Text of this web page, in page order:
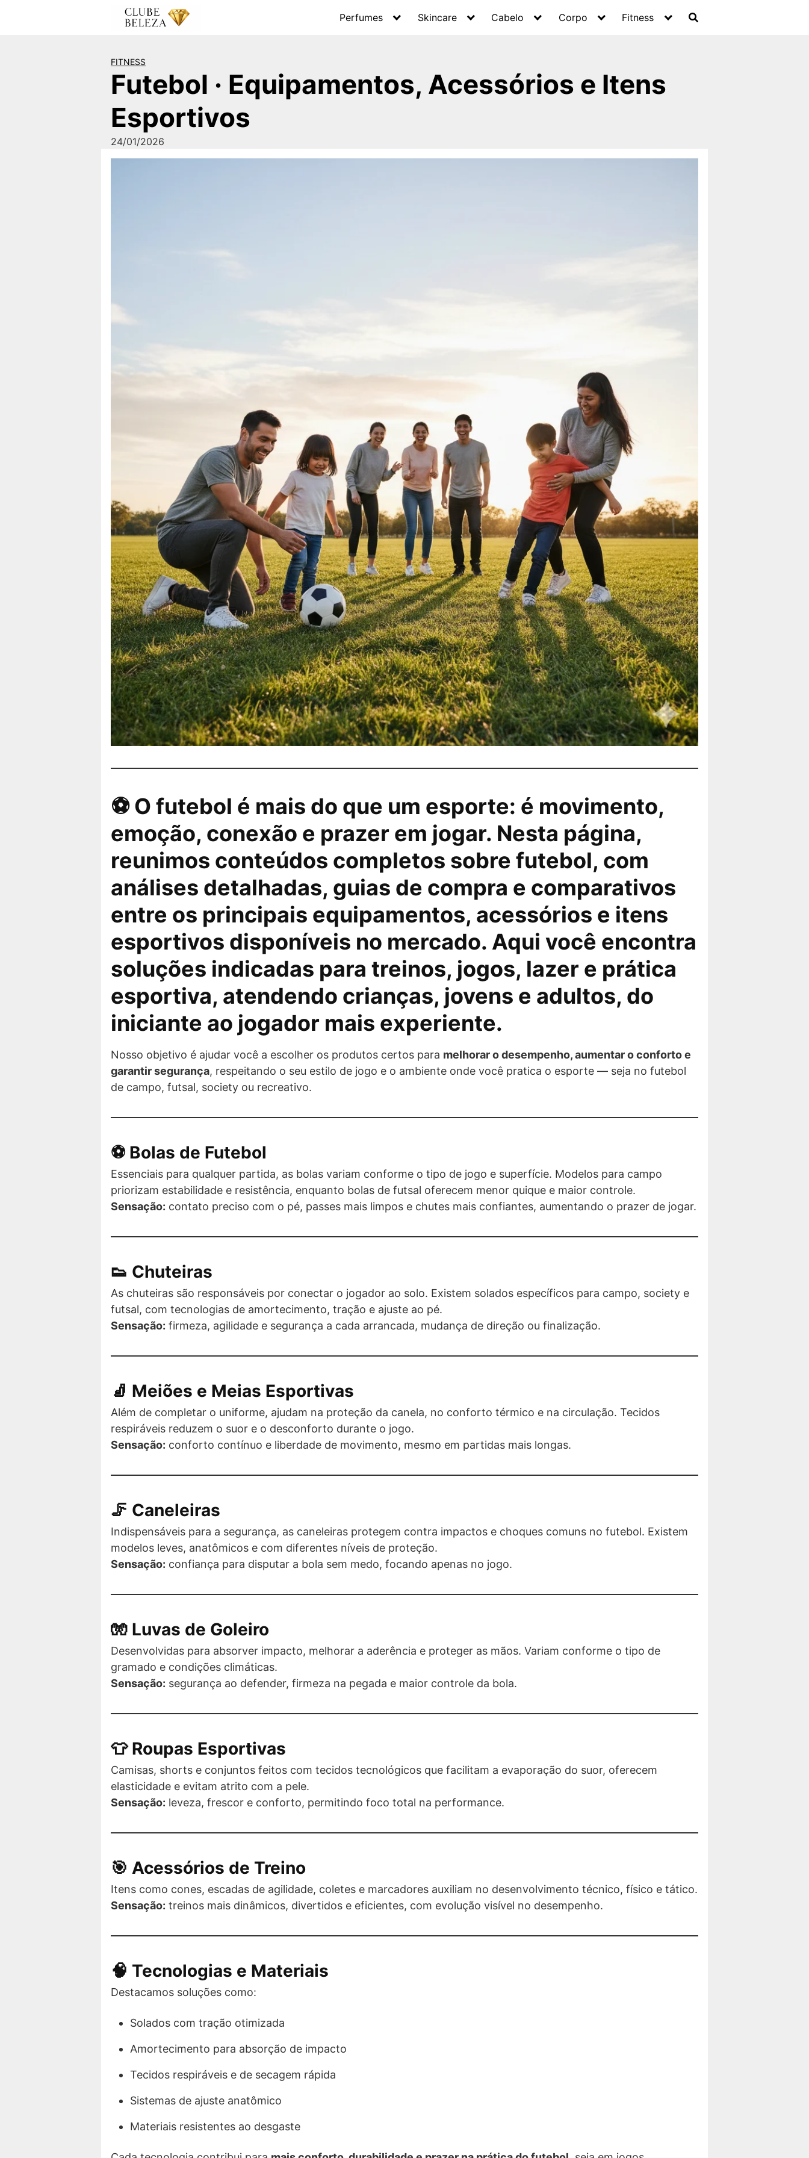
o
Perfumes Skincare Cabelo Corpo Fitness
FITNESS
Futebol · Equipamentos, Acessórios e Itens
Esportivos
24/01/2026
⚽ O futebol é mais do que um esporte: é movimento,
emoção, conexão e prazer em jogar. Nesta página,
reunimos conteúdos completos sobre futebol, com
análises detalhadas, guias de compra e comparativos
entre os principais equipamentos, acessórios e itens
esportivos disponíveis no mercado. Aqui você encontra
soluções indicadas para treinos, jogos, lazer e prática
esportiva, atendendo crianças, jovens e adultos, do
iniciante ao jogador mais experiente.
Nosso objetivo é ajudar você a escolher os produtos certos para melhorar o desempenho, aumentar o conforto e
garantir segurança, respeitando o seu estilo de jogo e o ambiente onde você pratica o esporte — seja no futebol
de campo, futsal, society ou recreativo.
⚽ Bolas de Futebol
Essenciais para qualquer partida, as bolas variam conforme o tipo de jogo e superfície. Modelos para campo
priorizam estabilidade e resistência, enquanto bolas de futsal oferecem menor quique e maior controle.
Sensação: contato preciso com o pé, passes mais limpos e chutes mais confiantes, aumentando o prazer de jogar.
👟 Chuteiras
As chuteiras são responsáveis por conectar o jogador ao solo. Existem solados específicos para campo, society e
futsal, com tecnologias de amortecimento, tração e ajuste ao pé.
Sensação: firmeza, agilidade e segurança a cada arrancada, mudança de direção ou finalização.
🧦 Meiões e Meias Esportivas
Além de completar o uniforme, ajudam na proteção da canela, no conforto térmico e na circulação. Tecidos
respiráveis reduzem o suor e o desconforto durante o jogo.
Sensação: conforto contínuo e liberdade de movimento, mesmo em partidas mais longas.
🦵 Caneleiras
Indispensáveis para a segurança, as caneleiras protegem contra impactos e choques comuns no futebol. Existem
modelos leves, anatômicos e com diferentes níveis de proteção.
Sensação: confiança para disputar a bola sem medo, focando apenas no jogo.
🧤 Luvas de Goleiro
Desenvolvidas para absorver impacto, melhorar a aderência e proteger as mãos. Variam conforme o tipo de
gramado e condições climáticas.
Sensação: segurança ao defender, firmeza na pegada e maior controle da bola.
👕 Roupas Esportivas
Camisas, shorts e conjuntos feitos com tecidos tecnológicos que facilitam a evaporação do suor, oferecem
elasticidade e evitam atrito com a pele.
Sensação: leveza, frescor e conforto, permitindo foco total na performance.
🎯 Acessórios de Treino
Itens como cones, escadas de agilidade, coletes e marcadores auxiliam no desenvolvimento técnico, físico e tático.
Sensação: treinos mais dinâmicos, divertidos e eficientes, com evolução visível no desempenho.
🧠 Tecnologias e Materiais
Destacamos soluções como:
Solados com tração otimizada
Amortecimento para absorção de impacto
Tecidos respiráveis e de secagem rápida
Sistemas de ajuste anatômico
Materiais resistentes ao desgaste